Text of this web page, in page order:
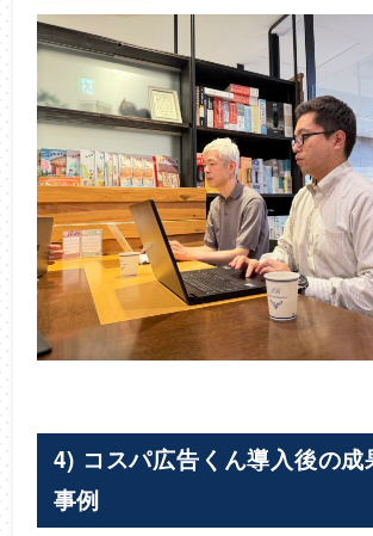
4) コスパ広告くん導入後の成
事例